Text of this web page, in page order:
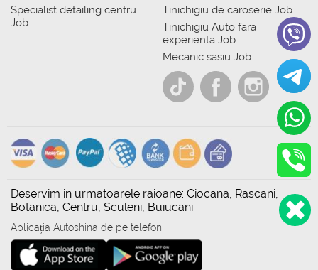
Specialist detailing centru
Job
Tinichigiu de caroserie Job
Tinichigiu Auto fara
experienta Job
Mecanic sasiu Job
Deservim in urmatoarele raioane: Ciocana, Rascani,
Botanica, Centru, Sculeni, Buiucani
Aplicația Autoshina de pe telefon